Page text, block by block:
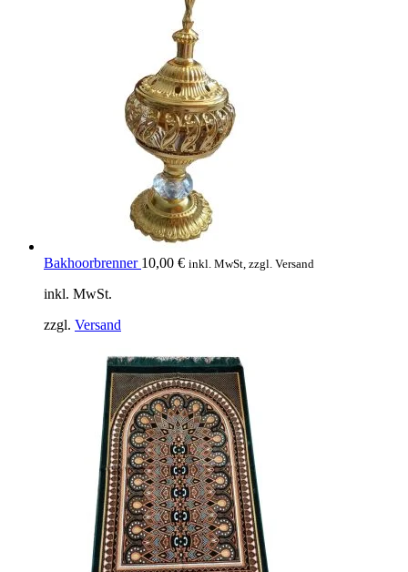
Bakhoorbrenner 10,00 € inkl. MwSt, zzgl. Versand
inkl. MwSt.
zzgl. Versand